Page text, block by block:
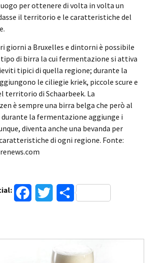
per ottenere di volta in volta un
il territorio e le caratteristiche del
giorni a Bruxelles e dintorni è possibile
di birra la cui fermentazione si attiva
tipici di quella regione; durante la
le ciliegie kriek, piccole scure e
territorio di Schaarbeek. La
è sempre una birra belga che però al
la fermentazione aggiunge i
diventa anche una bevanda per
di ogni regione. Fonte:
FacebookTwitterCondividi